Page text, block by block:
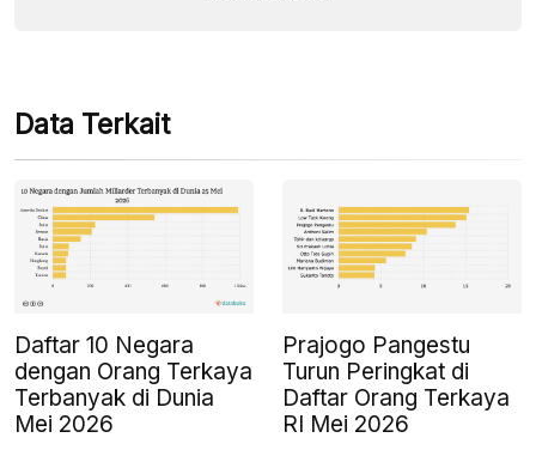
Data Terkait
Daftar 10 Negara
dengan Orang Terkaya
Terbanyak di Dunia
Mei 2026
Prajogo Pangestu
Turun Peringkat di
Daftar Orang Terkaya
RI Mei 2026